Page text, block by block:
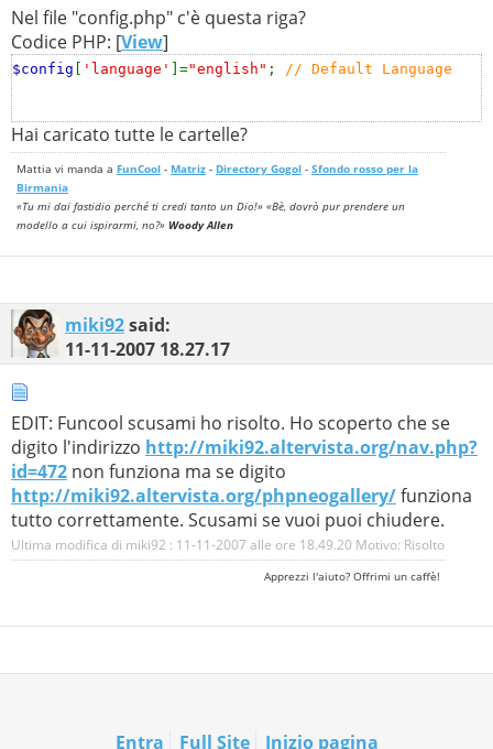
Nel file "config.php" c'è questa riga?
Codice PHP: [View]
$config 'language' ]="english" ; // Default Language
Hai caricato tutte le cartelle?
Mattia vi manda a FunCool - Matriz - Directory Gogol - Sfondo rosso per la
Birmania
«Tu mi dai fastidio perché ti credi tanto un Dio!» «Bè, dovrò pur prendere un
modello a cui ispirarmi, no?» Woody Allen
miki92said:
11-11-2007 18.27.17
EDIT: Funcool scusami ho risolto. Ho scoperto che se
digito l'indirizzo http://miki92.altervista.org/nav.php?
id=472 non funziona ma se digito
http://miki92.altervista.org/phpneogallery/funziona
tutto correttamente. Scusami se vuoi puoi chiudere.
Ultima modifica di miki92 : 11-11-2007 alle ore 18.49.20 Motivo: Risolto
Apprezzi l'aiuto? Offrimi un caffè!
Entra Full Site Inizio pagina